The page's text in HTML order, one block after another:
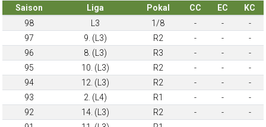
Saison Liga Pokal CC EC
KC
98
L3 1/8 - -
-
97
9. (L3) R2 - -
-
96
8. (L3) R3 - -
-
95
10. (L3) R2 - -
-
94
12. (L3) R2 - -
-
93
2. (L4) R1 - -
-
92
14. (L3) R2 - -
-